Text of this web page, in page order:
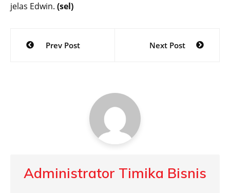
jelas Edwin. (sel)
Post
navigation
Prev Post Next Post
Administrator Timika Bisnis